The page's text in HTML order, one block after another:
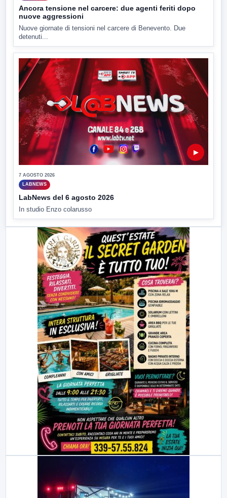
Ancora tensione nel carcere: due agenti feriti dopo
nuove aggressioni
Nuove giornate di tensioni nel carcere di Benevento. Due
detenuti...
▶
7 AGOSTO 2026
LABNEWS
LabNews del 6 agosto 2026
In studio Enzo colarusso